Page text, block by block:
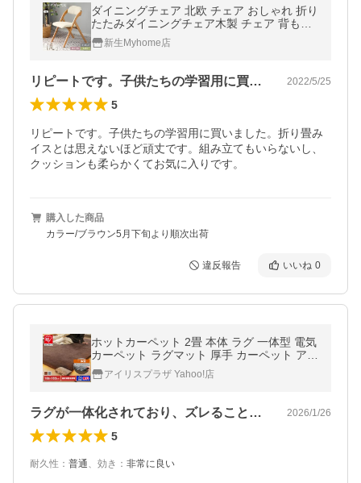
ダイニングチェア 北欧 チェア おしゃれ 折り
たたみダイニングチェア木製 チェア 背もた
れ いす食卓椅子リビングイン
新生Myhome店
リピートです。子供たちの学習用に買いま… 2022/5/25
5
リピートです。子供たちの学習用に買いました。折り畳み
イスとは思えないほど頑丈です。組み立てもいらないし、
クッションも柔らかくてお気に入りです。
購入した商品
カラー/ブラウン5月下旬より順次出荷
違反報告 いいね 0
ホットカーペット 2畳 本体 ラグ 一体型 電気
カーペット ラグマット 厚手 カーペット アイ
リスオーヤマ ラクッション 182×182 PHC-C
R20A * 安心延長保証対象
アイリスプラザ Yahoo!店
ラグが一体化されており、ズレることがな… 2026/1/26
5
耐久性 ： 普通、 効き ： 非常に良い